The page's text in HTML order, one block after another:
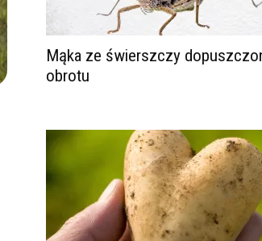
Mąka ze świerszczy
obrotu